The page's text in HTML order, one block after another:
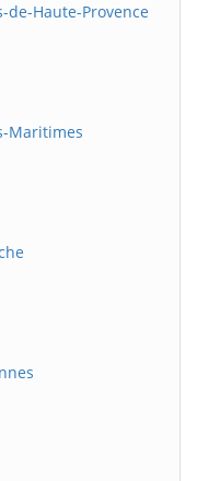
Haute-Provence
Maritimes